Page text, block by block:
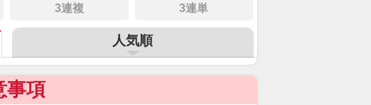
3連複 3連単
人気順
事項